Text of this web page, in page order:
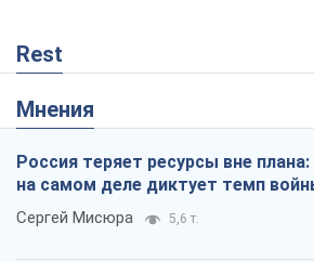
Rest
Мнения
Россия теряет ресурсы вне плана:
на самом деле диктует темп
Сергей Мисюра 5,6 т.